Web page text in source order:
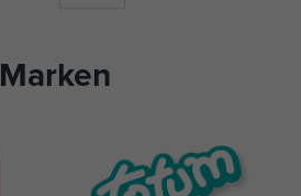
Marken